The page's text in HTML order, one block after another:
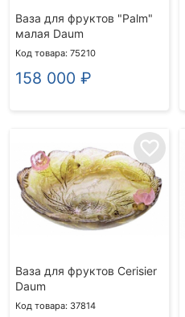
Ваза для фруктов "Palm"
малая Daum
Код товара: 75210
158 000 ₽
favorite_border
Ваза для фруктов Cerisier
Daum
Код товара: 37814